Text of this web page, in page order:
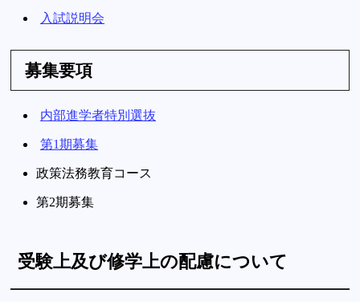
入試説明会
募集要項
内部進学者特別選抜
第1期募集
政策法務教育コース
第2期募集
受験上及び修学上の配慮について